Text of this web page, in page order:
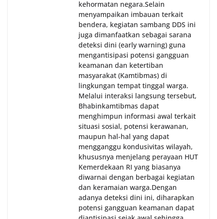
kehormatan negara.‎‎‎Selain
menyampaikan imbauan terkait
bendera, kegiatan sambang DDS ini
juga dimanfaatkan sebagai sarana
deteksi dini (early warning) guna
mengantisipasi potensi gangguan
keamanan dan ketertiban
masyarakat (Kamtibmas) di
lingkungan tempat tinggal warga.
Melalui interaksi langsung tersebut,
Bhabinkamtibmas dapat
menghimpun informasi awal terkait
situasi sosial, potensi kerawanan,
maupun hal-hal yang dapat
mengganggu kondusivitas wilayah,
khususnya menjelang perayaan HUT
Kemerdekaan RI yang biasanya
diwarnai dengan berbagai kegiatan
dan keramaian warga.‎‎Dengan
adanya deteksi dini ini, diharapkan
potensi gangguan keamanan dapat